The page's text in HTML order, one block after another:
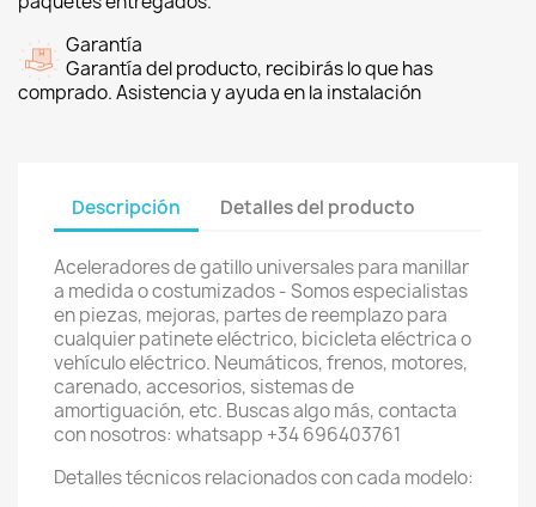
Garantía
Garantía del producto, recibirás lo que has
comprado. Asistencia y ayuda en la instalación
Descripción Detalles del producto
Aceleradores de gatillo universales para manillar
a medida o costumizados - Somos especialistas
en piezas, mejoras, partes de reemplazo para
cualquier patinete eléctrico, bicicleta eléctrica o
vehículo eléctrico. Neumáticos, frenos, motores,
carenado, accesorios, sistemas de
amortiguación, etc. Buscas algo más, contacta
con nosotros: whatsapp +34 696403761
Detalles técnicos relacionados con cada modelo: